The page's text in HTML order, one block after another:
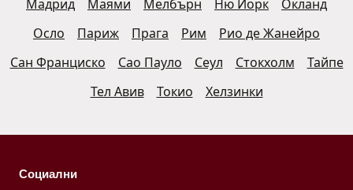
Мадрид
Маями Мелбърн Ню Йорк
Окланд
Осло
Париж Прага Рим
Рио де Жанейро
Сан Франциско
Сао Пауло Сеул Стокхолм
Тайпе
Тел Авив
Токио Хелзинки
Социални